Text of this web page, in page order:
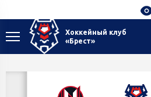
Хоккейный клуб
«Брест»